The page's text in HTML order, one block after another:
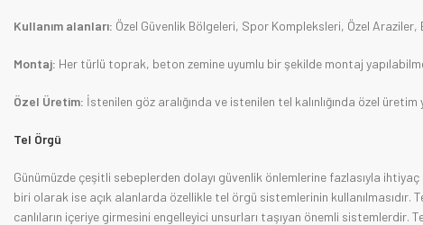
Kullanım alanları: Özel Güvenlik Bölgeleri, Spor Kompleksleri, Özel
Montaj: Her türlü toprak, beton zemine uyumlu bir şekilde montaj
Özel Üretim: İstenilen göz aralığında ve istenilen tel kalınlığında özel üretim
Tel Örgü
Günümüzde çeşitli sebeplerden dolayı güvenlik önlemlerine fazlasıyla
biri olarak ise açık alanlarda özellikle tel örgü sistemlerinin kullanılmasıdır.
canlıların içeriye girmesini engelleyici unsurları taşıyan önemli